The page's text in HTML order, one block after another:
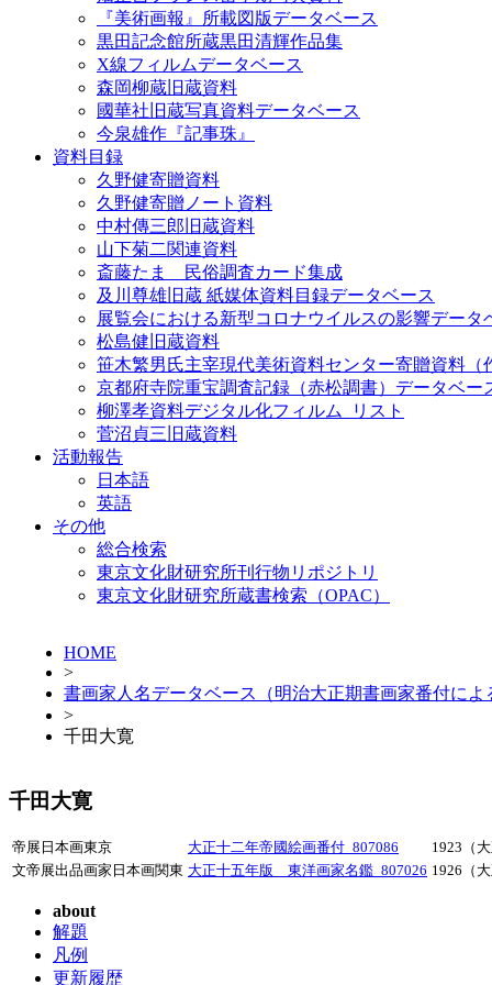
『美術画報』所載図版データベース
黒田記念館所蔵黒田清輝作品集
X線フィルムデータベース
森岡柳蔵旧蔵資料
國華社旧蔵写真資料データベース
今泉雄作『記事珠』
資料目録
久野健寄贈資料
久野健寄贈ノート資料
中村傳三郎旧蔵資料
山下菊二関連資料
斎藤たま 民俗調査カード集成
及川尊雄旧蔵 紙媒体資料目録データベース
展覧会における新型コロナウイルスの影響データ
松島健旧蔵資料
笹木繁男氏主宰現代美術資料センター寄贈資料（
京都府寺院重宝調査記録（赤松調書）データベー
柳澤孝資料デジタル化フィルム_リスト
菅沼貞三旧蔵資料
活動報告
日本語
英語
その他
総合検索
東京文化財研究所刊行物リポジトリ
東京文化財研究所蔵書検索（OPAC）
HOME
>
書画家人名データベース（明治大正期書画家番付によ
>
千田大寛
千田大寛
帝展日本画東京 大正十二年帝國絵画番付_807086 1923（大
文帝展出品画家日本画関東 大正十五年版 東洋画家名鑑_807026 1926（大
about
解題
凡例
更新履歴